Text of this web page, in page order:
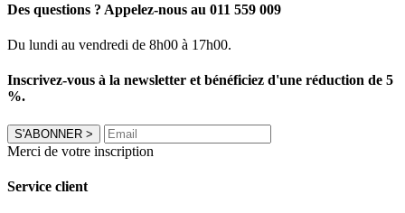
Des questions ? Appelez-nous au 011 559 009
Du lundi au vendredi de 8h00 à 17h00.
Inscrivez-vous à la newsletter et bénéficiez d'une réduction de 5
%.
S'ABONNER >
Merci de votre inscription
Service client